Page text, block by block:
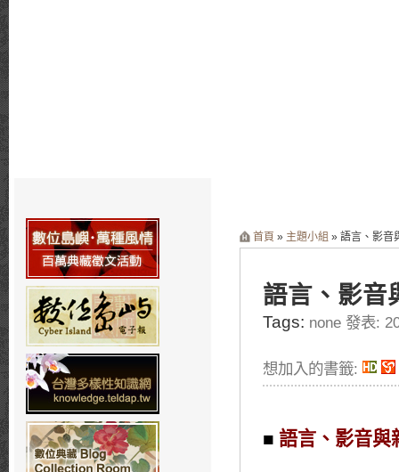
首頁 » 主題小組 » 語言、影音
語言、影音
Tags: none 發表:
想加入的書籤:
■ 語言、影音與